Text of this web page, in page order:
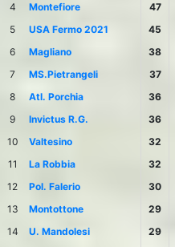
4
Montefiore 47
5
USA Fermo 2021 45
6
Magliano 38
7
MS.Pietrangeli 37
8
Atl. Porchia 36
9
Invictus R.G. 36
10
Valtesino 32
11
La Robbia 32
12
Pol. Falerio 30
13
Montottone 29
14
U. Mandolesi 29